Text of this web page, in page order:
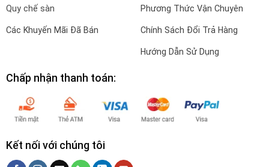
Quy chế sàn
Các Khuyến Mãi Đã Bán
Phương Thức Vận Chuyên
Chính Sách Đổi Trả Hàng
Hướng Dẫn Sử Dụng
Chấp nhận thanh toán:
Kết nối với chúng tôi